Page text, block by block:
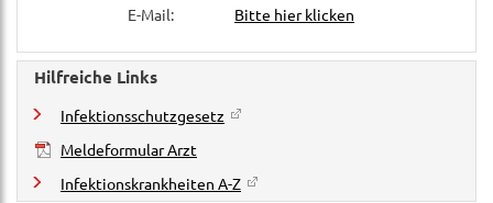
E-Mail:
Bitte hier klicken
Hilfreiche Links
Infektionsschutzgesetz
Meldeformular Arzt
Infektionskrankheiten A-Z